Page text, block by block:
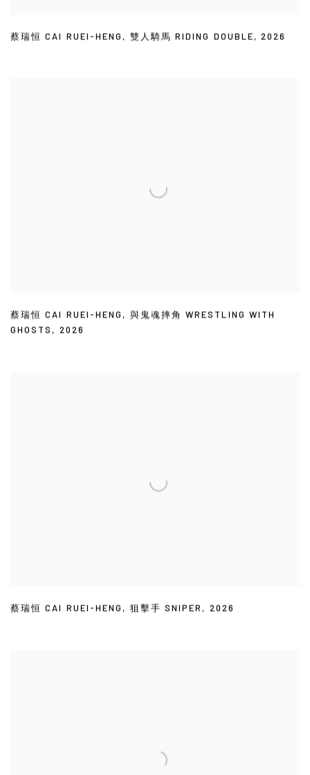
蔡瑞恒 CAI RUEI-HENG, 雙人騎馬 RIDING DOUBLE,2026
蔡瑞恒 CAI RUEI-HENG , 與鬼魂摔角 WRESTLING WITH
GHOSTS , 2026
蔡瑞恒 CAI RUEI-HENG , 狙擊手 SNIPER , 2026